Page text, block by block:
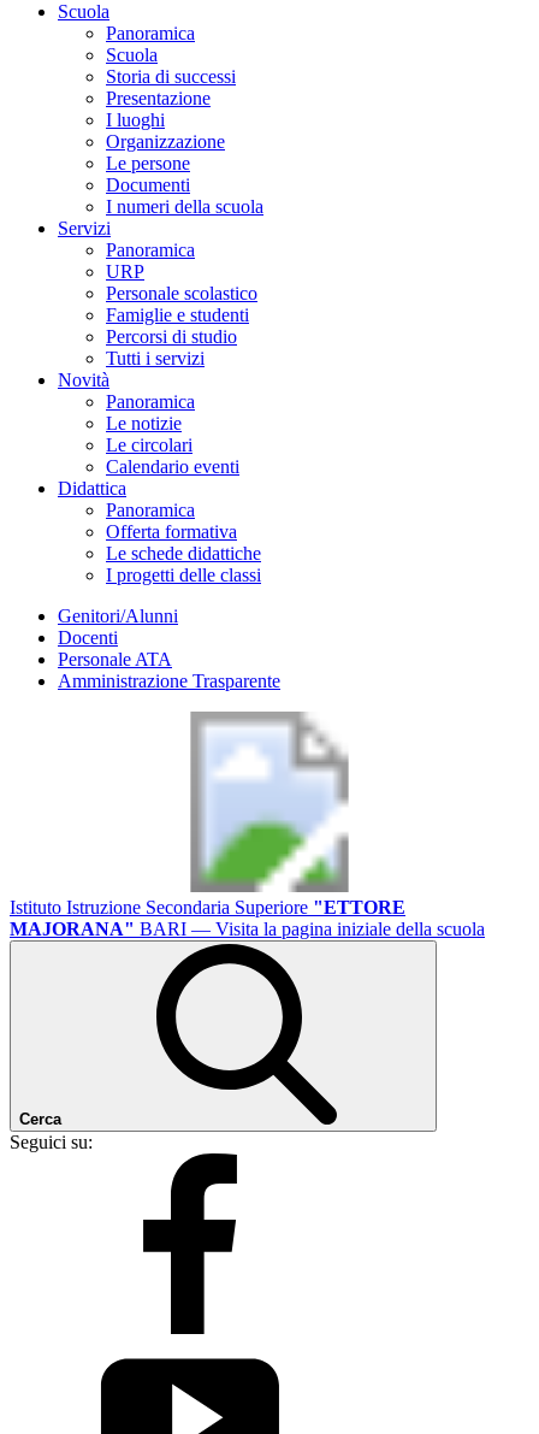
Scuola
Panoramica
Scuola
Storia di successi
Presentazione
I luoghi
Organizzazione
Le persone
Documenti
I numeri della scuola
Servizi
Panoramica
URP
Personale scolastico
Famiglie e studenti
Percorsi di studio
Tutti i servizi
Novità
Panoramica
Le notizie
Le circolari
Calendario eventi
Didattica
Panoramica
Offerta formativa
Le schede didattiche
I progetti delle classi
Genitori/Alunni
Docenti
Personale ATA
Amministrazione Trasparente
Istituto Istruzione Secondaria Superiore "ETTORE
MAJORANA" BARI — Visita la pagina iniziale della scuola
Cerca
Seguici su: